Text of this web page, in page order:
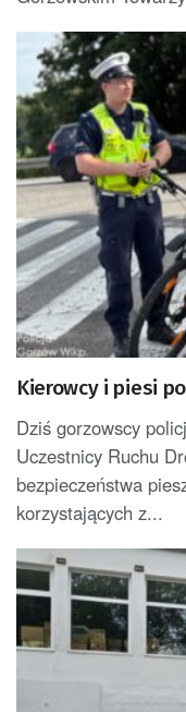
Kierowcy i piesi
Dziś gorzowscy
Uczestnicy Ruchu
bezpieczeństwa
korzystających z...